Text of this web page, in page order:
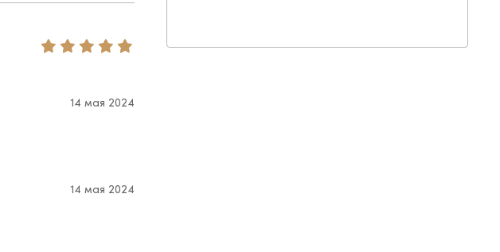
14 мая 2024
14 мая 2024